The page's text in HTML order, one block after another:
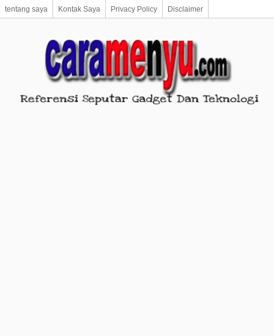
tentang saya Kontak Saya Privacy Policy Disclaimer